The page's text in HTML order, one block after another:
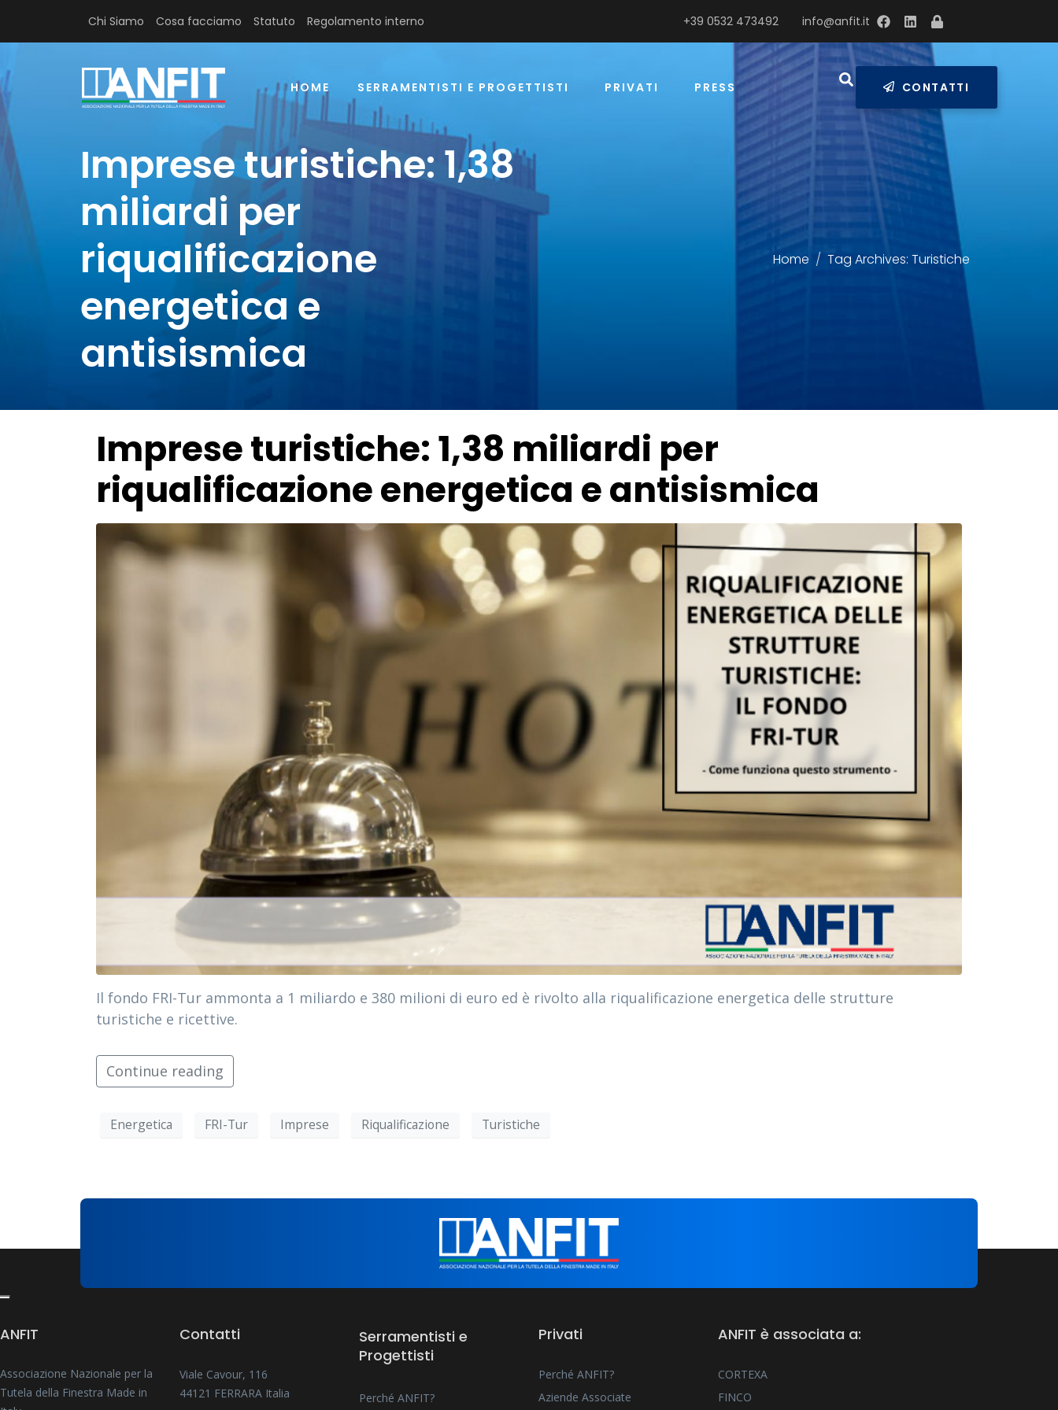
Chi Siamo Cosa facciamo Statuto Regolamento interno info@anfit.it
+39 0532 473492
HOME SERRAMENTISTI E PROGETTISTI PRIVATI PRESS CONTATTI
Imprese turistiche: 1,38
miliardi per
riqualificazione
energetica e
antisismica
Home Tag Archives: Turistiche
Imprese turistiche: 1,38 miliardi per
riqualificazione energetica e antisismica
Il fondo FRI-Tur ammonta a 1 miliardo e 380 milioni di euro ed è rivolto alla riqualificazione energetica delle strutture
turistiche e ricettive.
Continue reading
Energetica FRI-Tur Imprese Riqualificazione Turistiche
ANFIT
Associazione Nazionale per la
Tutela della Finestra Made in
Contatti
Viale Cavour, 116
44121 FERRARA Italia
Serramentisti e
Progettisti
Perché ANFIT?
Privati
Perché ANFIT?
Aziende Associate
ANFIT è associata a:
CORTEXA
FINCO